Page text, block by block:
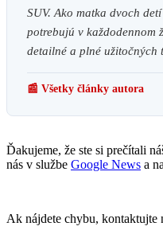
SUV. Ako matka dvoch
potrebujú v každodennom
detailné a plné užitočných
📰 Všetky články autora
Ďakujeme, že ste si prečítali
nás v službe Google News a na
Ak nájdete chybu, kontaktujte